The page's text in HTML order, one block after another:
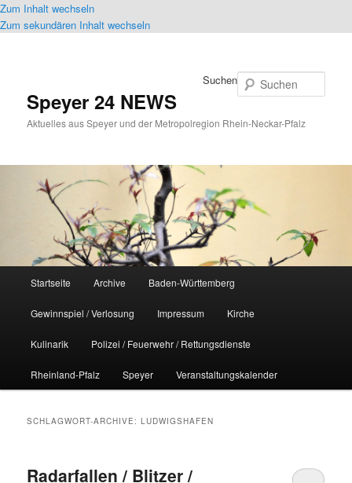
Zum Inhalt wechseln
Zum sekundären Inhalt wechseln
Speyer 24 NEWS
Aktuelles aus Speyer und der Metropolregion Rhein-Neckar-Pfalz
Suchen
Startseite Archive Baden-Württemberg
Gewinnspiel / Verlosung Impressum Kirche
Kulinarik Polizei / Feuerwehr / Rettungsdienste
Rheinland-Pfalz Speyer Veranstaltungskalender
SCHLAGWORT-ARCHIVE:LUDWIGSHAFEN
Radarfallen / Blitzer /